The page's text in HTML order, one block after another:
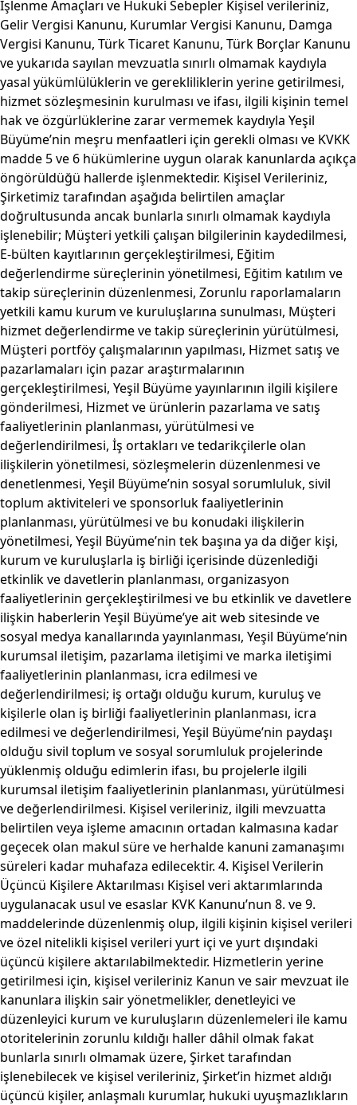
İşlenme Amaçları ve Hukuki Sebepler Kişisel verileriniz,
Gelir Vergisi Kanunu, Kurumlar Vergisi Kanunu, Damga
Vergisi Kanunu, Türk Ticaret Kanunu, Türk Borçlar Kanunu
ve yukarıda sayılan mevzuatla sınırlı olmamak kaydıyla
yasal yükümlülüklerin ve gerekliliklerin yerine getirilmesi,
hizmet sözleşmesinin kurulması ve ifası, ilgili kişinin temel
hak ve özgürlüklerine zarar vermemek kaydıyla Yeşil
Büyüme’nin meşru menfaatleri için gerekli olması ve KVKK
madde 5 ve 6 hükümlerine uygun olarak kanunlarda açıkça
öngörüldüğü hallerde işlenmektedir. Kişisel Verileriniz,
Şirketimiz tarafından aşağıda belirtilen amaçlar
doğrultusunda ancak bunlarla sınırlı olmamak kaydıyla
işlenebilir; Müşteri yetkili çalışan bilgilerinin kaydedilmesi,
E-bülten kayıtlarının gerçekleştirilmesi, Eğitim
değerlendirme süreçlerinin yönetilmesi, Eğitim katılım ve
takip süreçlerinin düzenlenmesi, Zorunlu raporlamaların
yetkili kamu kurum ve kuruluşlarına sunulması, Müşteri
hizmet değerlendirme ve takip süreçlerinin yürütülmesi,
Müşteri portföy çalışmalarının yapılması, Hizmet satış ve
pazarlamaları için pazar araştırmalarının
gerçekleştirilmesi, Yeşil Büyüme yayınlarının ilgili kişilere
gönderilmesi, Hizmet ve ürünlerin pazarlama ve satış
faaliyetlerinin planlanması, yürütülmesi ve
değerlendirilmesi, İş ortakları ve tedarikçilerle olan
ilişkilerin yönetilmesi, sözleşmelerin düzenlenmesi ve
denetlenmesi, Yeşil Büyüme’nin sosyal sorumluluk, sivil
toplum aktiviteleri ve sponsorluk faaliyetlerinin
planlanması, yürütülmesi ve bu konudaki ilişkilerin
yönetilmesi, Yeşil Büyüme’nin tek başına ya da diğer kişi,
kurum ve kuruluşlarla iş birliği içerisinde düzenlediği
etkinlik ve davetlerin planlanması, organizasyon
faaliyetlerinin gerçekleştirilmesi ve bu etkinlik ve davetlere
ilişkin haberlerin Yeşil Büyüme’ye ait web sitesinde ve
sosyal medya kanallarında yayınlanması, Yeşil Büyüme’nin
kurumsal iletişim, pazarlama iletişimi ve marka iletişimi
faaliyetlerinin planlanması, icra edilmesi ve
değerlendirilmesi; iş ortağı olduğu kurum, kuruluş ve
kişilerle olan iş birliği faaliyetlerinin planlanması, icra
edilmesi ve değerlendirilmesi, Yeşil Büyüme’nin paydaşı
olduğu sivil toplum ve sosyal sorumluluk projelerinde
yüklenmiş olduğu edimlerin ifası, bu projelerle ilgili
kurumsal iletişim faaliyetlerinin planlanması, yürütülmesi
ve değerlendirilmesi. Kişisel verileriniz, ilgili mevzuatta
belirtilen veya işleme amacının ortadan kalmasına kadar
geçecek olan makul süre ve herhalde kanuni zamanaşımı
süreleri kadar muhafaza edilecektir. 4. Kişisel Verilerin
Üçüncü Kişilere Aktarılması Kişisel veri aktarımlarında
uygulanacak usul ve esaslar KVK Kanunu’nun 8. ve 9.
maddelerinde düzenlenmiş olup, ilgili kişinin kişisel verileri
ve özel nitelikli kişisel verileri yurt içi ve yurt dışındaki
üçüncü kişilere aktarılabilmektedir. Hizmetlerin yerine
getirilmesi için, kişisel verileriniz Kanun ve sair mevzuat ile
kanunlara ilişkin sair yönetmelikler, denetleyici ve
düzenleyici kurum ve kuruluşların düzenlemeleri ile kamu
otoritelerinin zorunlu kıldığı haller dâhil olmak fakat
bunlarla sınırlı olmamak üzere, Şirket tarafından
işlenebilecek ve kişisel verileriniz, Şirket’in hizmet aldığı
üçüncü kişiler, anlaşmalı kurumlar, hukuki uyuşmazlıkların